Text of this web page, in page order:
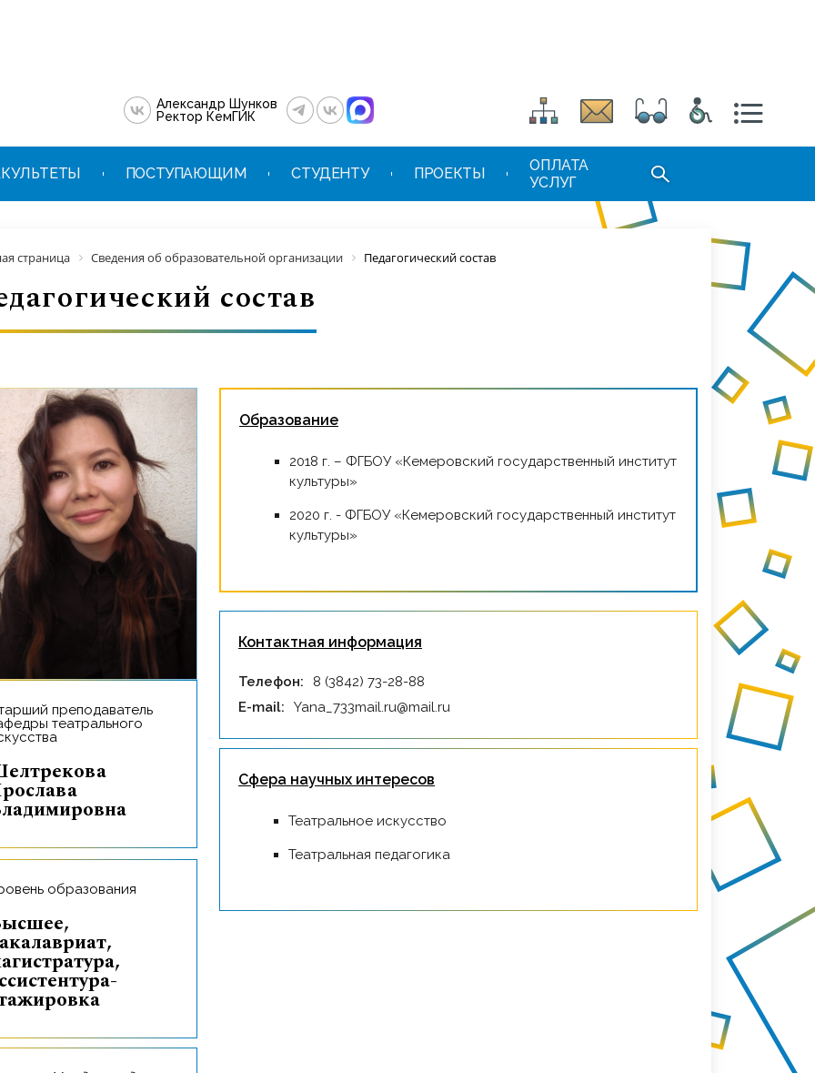
Александр Шунков
Ректор КемГИК
ПОСТУПАЮЩИМ СТУДЕНТУ ПРОЕКТЫ
ОПЛАТА
УСЛУГ
страница Сведения об образовательной организации Педагогический состав
состав
театрального
образования
Образование
2018 г. – ФГБОУ «Кемеровский государственный институт
культуры»
2020 г. - ФГБОУ «Кемеровский государственный институт
культуры»
Контактная информация
Телефон:
8 (3842) 73-28-88
E-mail:
Yana_733mail.ru@mail.ru
Сфера научных интересов
Театральное искусство
Театральная педагогика